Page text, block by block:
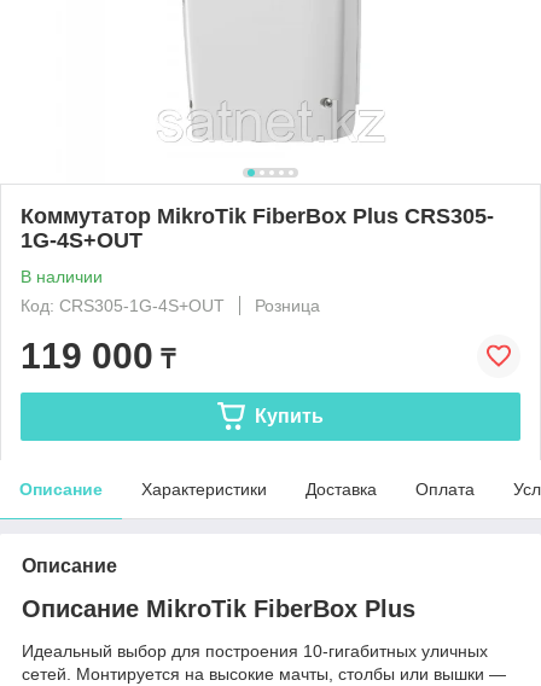
Коммутатор MikroTik FiberBox Plus CRS305-
1G-4S+OUT
В наличии
Код: CRS305-1G-4S+OUT
Розница
119 000 ₸
Купить
Описание Характеристики Доставка Оплата
Описание
Описание MikroTik FiberBox Plus
Идеальный выбор для построения 10-гигабитных уличных
сетей. Монтируется на высокие мачты, столбы или вышки —